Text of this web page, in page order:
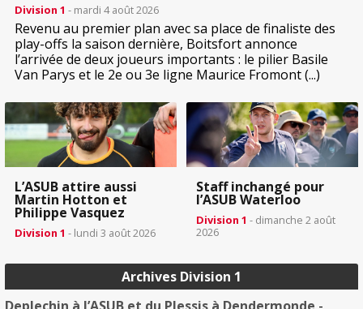
Division 1 - mardi 4 août 2026
Revenu au premier plan avec sa place de finaliste des
play-offs la saison dernière, Boitsfort annonce
l’arrivée de deux joueurs importants : le pilier Basile
Van Parys et le 2e ou 3e ligne Maurice Fromont (...)
L’ASUB attire aussi
Martin Hotton et
Philippe Vasquez
Division 1 - lundi 3 août 2026
Staff inchangé pour
l’ASUB Waterloo
Division 1 - dimanche 2 août
2026
Archives Division 1